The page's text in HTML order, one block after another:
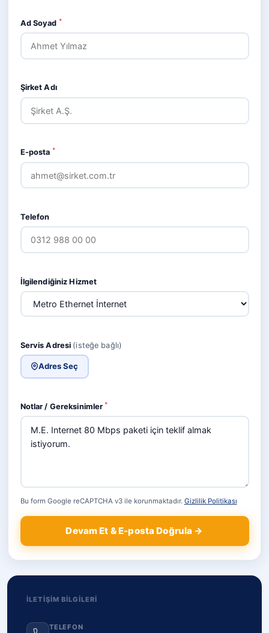
Ad Soyad *
Şirket Adı
E-posta *
Telefon
İlgilendiğiniz Hizmet
Servis Adresi (isteğe bağlı)
Adres Seç
Notlar / Gereksinimler *
Bu form Google reCAPTCHA v3 ile korunmaktadır. Gizlilik Politikası
Devam Et & E-posta Doğrula →
İLETIŞIM BILGILERI
TELEFON